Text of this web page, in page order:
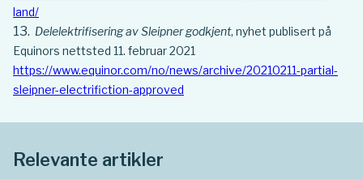
land/
Delelektrifisering av Sleipner godkjent, nyhet publisert på
Equinors nettsted 11. februar 2021
https://www.equinor.com/no/news/archive/20210211-partial-
sleipner-electrifiction-approved
Relevante artikler